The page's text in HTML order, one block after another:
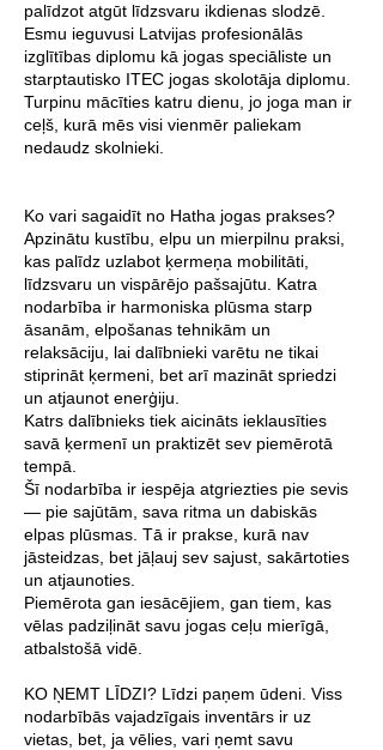
palīdzot atgūt līdzsvaru ikdienas slodzē.
Esmu ieguvusi Latvijas profesionālās
izglītības diplomu kā jogas speciāliste un
starptautisko ITEC jogas skolotāja diplomu.
Turpinu mācīties katru dienu, jo joga man ir
ceļš, kurā mēs visi vienmēr paliekam
nedaudz skolnieki.
Ko vari sagaidīt no Hatha jogas prakses?
Apzinātu kustību, elpu un mierpilnu praksi,
kas palīdz uzlabot ķermeņa mobilitāti,
līdzsvaru un vispārējo pašsajūtu. Katra
nodarbība ir harmoniska plūsma starp
āsanām, elpošanas tehnikām un
relaksāciju, lai dalībnieki varētu ne tikai
stiprināt ķermeni, bet arī mazināt spriedzi
un atjaunot enerģiju.
Katrs dalībnieks tiek aicināts ieklausīties
savā ķermenī un praktizēt sev piemērotā
tempā.
Šī nodarbība ir iespēja atgriezties pie sevis
— pie sajūtām, sava ritma un dabiskās
elpas plūsmas. Tā ir prakse, kurā nav
jāsteidzas, bet jāļauj sev sajust, sakārtoties
un atjaunoties.
Piemērota gan iesācējiem, gan tiem, kas
vēlas padziļināt savu jogas ceļu mierīgā,
atbalstošā vidē.
KO ŅEMT LĪDZI? Līdzi paņem ūdeni. Viss
nodarbībās vajadzīgais inventārs ir uz
vietas, bet, ja vēlies, vari ņemt savu